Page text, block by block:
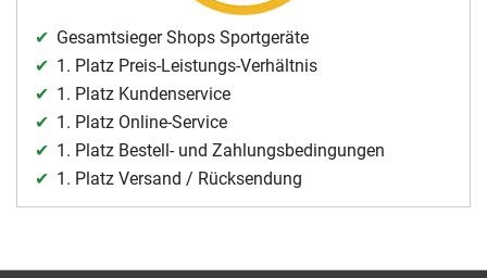
Gesamtsieger Shops Sportgeräte
1. Platz Preis-Leistungs-Verhältnis
1. Platz Kundenservice
1. Platz Online-Service
1. Platz Bestell- und Zahlungsbedingungen
1. Platz Versand / Rücksendung